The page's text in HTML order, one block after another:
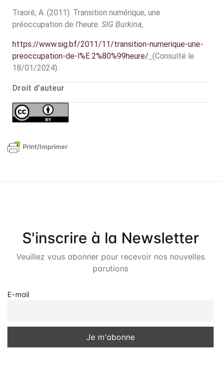
Traoré, A. (2011). Transition numérique, une
préoccupation de l’heure. SIG Burkina,
https://www.sig.bf/2011/11/transition-numerique-une-
preoccupation-de-l%E 2%80%99heure/ (Consulté le
18/01/2024).
Droit d’auteur
Print/Imprimer
S'inscrire à la Newsletter
Veuillez vous abonner pour recevoir nos nouvelles
parutions
E-mail